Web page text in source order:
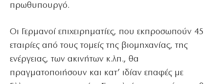
πρωθυπουργό.
Οι Γερμανοί επιχειρηματίες, που εκπροσωπούν 45
εταιρίες από τους τομείς της βιομηχανίας, της
ενέργειας, των ακινήτων κ.λπ., θα
πραγματοποιήσουν και κατ’ ιδίαν επαφές με